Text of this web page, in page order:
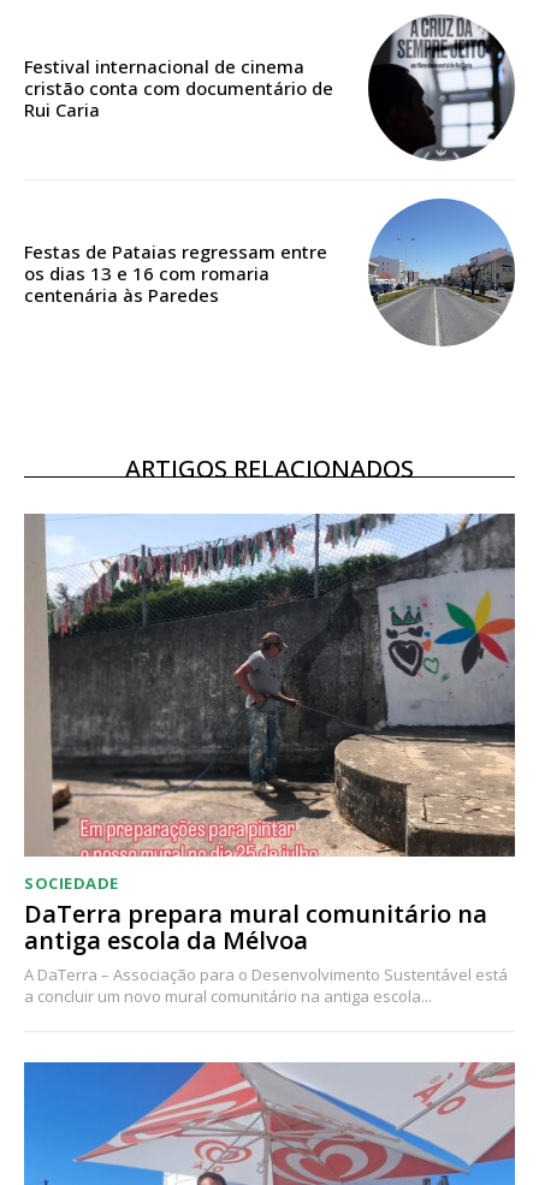
Edição em papel entregue à Quinta-feira em sua
Acesso ao conteúdo online
Acesso aos conteúdos Exclusivos para
16€
12 meses
Acesso ao conteúdo online
Acesso aos conteúdos Exclusivos para
assinantes
Ofertas para assinatura anual
Escolha o plano
Festival internacional de cinema
cristão conta com documentário de
Rui Caria
Festas de Pataias regressam entre
os dias 13 e 16 com romaria
centenária às Paredes
ARTIGOS RELACIONADOS
SOCIEDADE
DaTerra prepara mural comunitário na
antiga escola da Mélvoa
A DaTerra – Associação para o Desenvolvimento Sustentável está
a concluir um novo mural comunitário na antiga escola...